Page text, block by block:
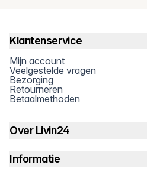
Klantenservice
Mijn account
Veelgestelde vragen
Bezorging
Retourneren
Betaalmethoden
Over Livin24
Informatie